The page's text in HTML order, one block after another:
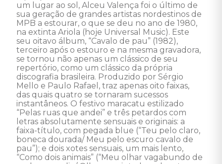
um lugar ao sol, Alceu Valença foi o último de
sua geração de grandes artistas nordestinos de
MPB a estourar, o que se deu no ano de 1980,
na extinta Ariola (hoje Universal Music). Este
seu oitavo álbum, “Cavalo de pau” (1982),
terceiro após o estouro e na mesma gravadora,
se tornou não apenas um clássico de seu
repertório, como um clássico da própria
discografia brasileira. Produzido por Sérgio
Mello e Paulo Rafael, traz apenas oito faixas,
das quais quatro se tornaram sucessos
instantâneos. O festivo maracatu estilizado
“Pelas ruas que andei” e três petardos com
letras absolutamente sensuais e originais: a
faixa-título, com pegada blue (“Teu pelo claro,
boneca dourada/ Meu pelo escuro cavalo de
pau”); e dois xotes sensuais, um mais lento,
“Como dois animais” (“Meu olhar vagabundo de